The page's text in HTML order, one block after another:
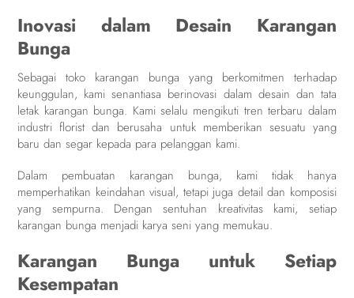
Inovasi dalam Desain Karangan
Bunga
Sebagai toko karangan bunga yang berkomitmen terhadap
keunggulan, kami senantiasa berinovasi dalam desain dan tata
letak karangan bunga. Kami selalu mengikuti tren terbaru dalam
industri florist dan berusaha untuk memberikan sesuatu yang
baru dan segar kepada para pelanggan kami.
Dalam pembuatan karangan bunga, kami tidak hanya
memperhatikan keindahan visual, tetapi juga detail dan komposisi
yang sempurna. Dengan sentuhan kreativitas kami, setiap
karangan bunga menjadi karya seni yang memukau.
Karangan Bunga untuk Setiap
Kesempatan